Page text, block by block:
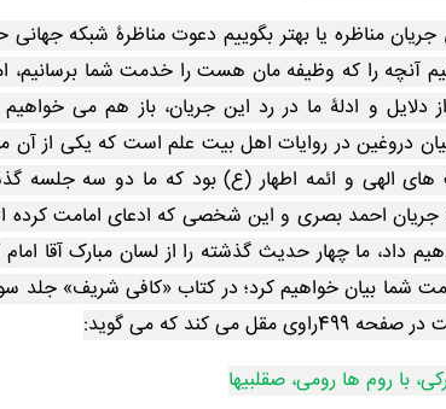
مناظره یا بهتر بگوییم دعوت مناظرۀ شبکه
آنچه را که وظیفه مان هست را خدمت شما برسانیم،
و ادلۀ ما در رد این جریان، باز هم می
در روایات اهل بیت علم است که یکی از آن
الهی و ائمه اطهار (ع) بود که ما دو سه جلسه
کند جریان احمد بصری و این شخصی که ادعای امامت
ما چهار حدیث گذشته را از لسان مبارک آقا امام
شما بیان خواهیم کرد؛ در کتاب «کافی شریف» جلد
راوی مقل می کند که می گوید:
با روم ها رومی، صقلبیها